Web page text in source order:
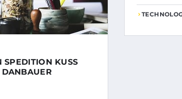
SPEDITION KUSS